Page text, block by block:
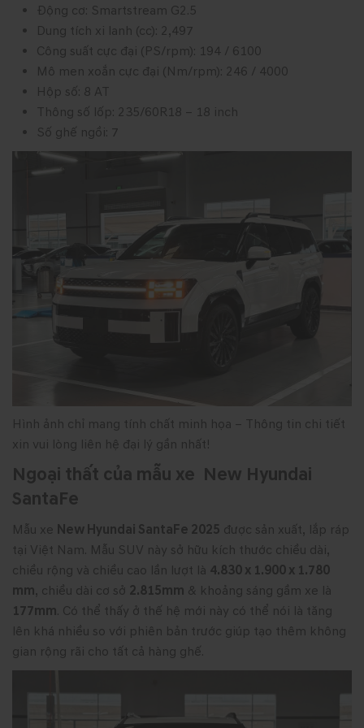
Động cơ: Smartstream G2.5
Dung tích xi lanh (cc): 2,497
Công suất cực đại (PS/rpm): 194 / 6100
Mô men xoắn cực đại (Nm/rpm): 246 / 4000
Hộp số: 8 AT
Thông số lốp: 235/60R18 – 18 inch
Số ghế ngồi: 7
Hình ảnh chỉ mang tính chất minh họa – Thông tin chi tiết
xin vui lòng liên hệ đại lý gần nhất!
Ngoại thất của mẫu xe New Hyundai
SantaFe
Mẫu xe New Hyundai SantaFe 2025 được sản xuất, lắp ráp
tại Việt Nam. Mẫu SUV này sở hữu kích thước chiều dài,
chiều rộng và chiều cao lần lượt là 4.830 x 1.900 x 1.780
mm, chiều dài cơ sở 2.815mm & khoảng sáng gầm xe là
177mm. Có thể thấy ở thế hệ mới này có thể nói là tăng
lên khá nhiều so với phiên bản trước giúp tạo thêm không
gian rộng rãi cho tất cả hàng ghế.